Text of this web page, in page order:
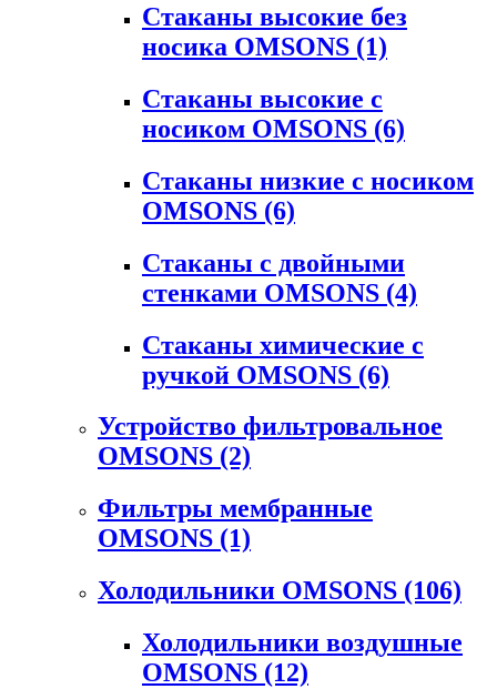
Стаканы высокие без
носика OMSONS (1)
Стаканы высокие с
носиком OMSONS (6)
Стаканы низкие с носиком
OMSONS (6)
Стаканы с двойными
стенками OMSONS (4)
Стаканы химические с
ручкой OMSONS (6)
Устройство фильтровальное
OMSONS (2)
Фильтры мембранные
OMSONS (1)
Холодильники OMSONS (106)
Холодильники воздушные
OMSONS (12)